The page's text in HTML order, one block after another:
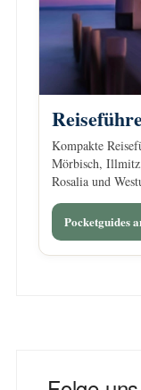
Kompakte
Mörbisch,
Rosalia und
Pocketguides